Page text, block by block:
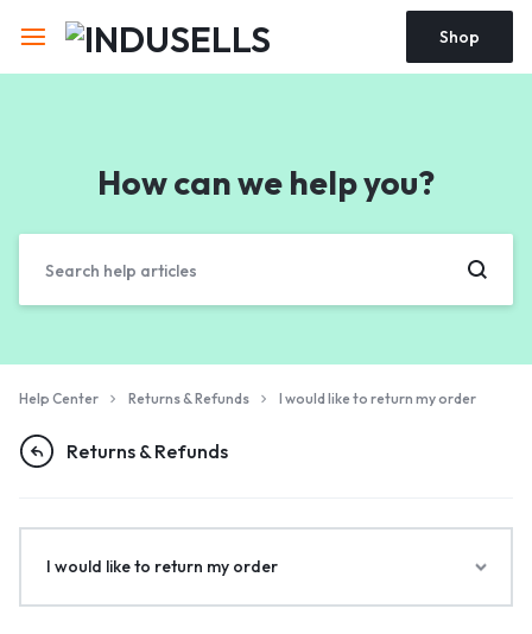
Shop
How can we help you?
Help Center Returns & Refunds I would like to return my order
Returns & Refunds
I would like to return my order